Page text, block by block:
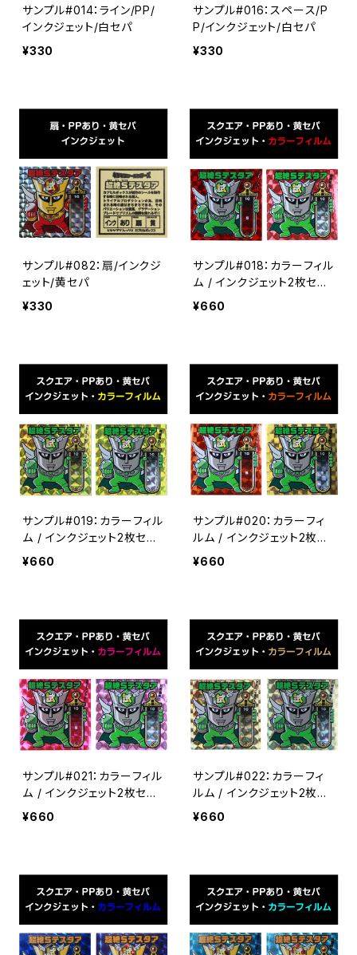
サンプル#014：ライン/PP/
インクジェット/白セパ
¥330
サンプル#016：スペース/P
P/インクジェット/白セパ
¥330
サンプル#082：扇/インクジ
ェット/黄セパ
¥330
サンプル#018：カラーフィル
ム / インクジェット2枚セッ
ト
¥660
サンプル#019：カラーフィル
ム / インクジェット2枚セッ
ト
¥660
サンプル#020：カラーフィ
ルム / インクジェット2枚セ
ット
¥660
サンプル#021：カラーフィル
ム / インクジェット2枚セッ
ト
¥660
サンプル#022：カラーフィ
ルム / インクジェット2枚セ
ット
¥660